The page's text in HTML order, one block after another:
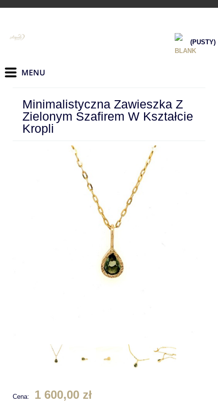
(PUSTY)
Minimalistyczna Zawieszka Z
Zielonym Szafirem W Kształcie
Kropli
Cena: 1 600,00 zł